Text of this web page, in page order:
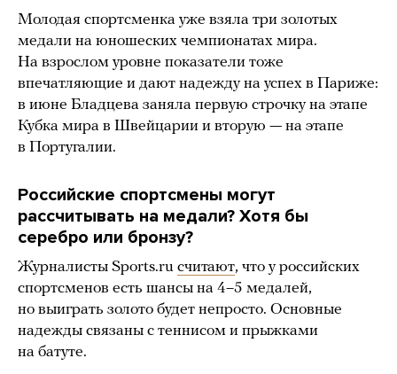
Молодая спортсменка уже взяла три золотых
медали на юношеских чемпионатах мира.
На взрослом уровне показатели тоже
впечатляющие и дают надежду на успех в Париже:
в июне Бладцева заняла первую строчку на этапе
Кубка мира в Швейцарии и вторую — на этапе
в Португалии.
Российские спортсмены могут
рассчитывать на медали? Хотя бы
серебро или бронзу?
Журналисты Sports.ru считают, что у российских
спортсменов есть шансы на 4–5 медалей,
но выиграть золото будет непросто. Основные
надежды связаны с теннисом и прыжками
на батуте.